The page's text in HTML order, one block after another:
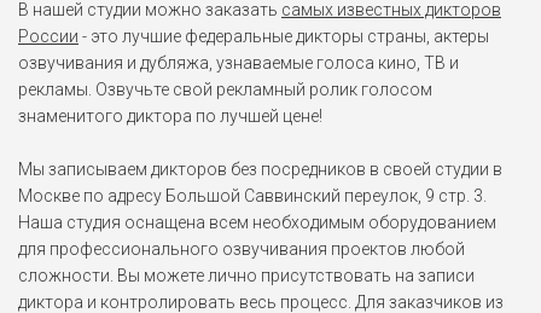
В нашей студии можно заказать самых известных дикторов
России - это лучшие федеральные дикторы страны, актеры
озвучивания и дубляжа, узнаваемые голоса кино, ТВ и
рекламы. Озвучьте свой рекламный ролик голосом
знаменитого диктора по лучшей цене!
Мы записываем дикторов без посредников в своей студии в
Москве по адресу Большой Саввинский переулок, 9 стр. 3.
Наша студия оснащена всем необходимым оборудованием
для профессионального озвучивания проектов любой
сложности. Вы можете лично присутствовать на записи
диктора и контролировать весь процесс. Для заказчиков из